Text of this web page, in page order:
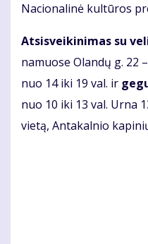
Nacionalinė kultūros
Atsisveikinimas su
namuose Olandų g. 22 –
nuo 14 iki 19 val. ir
nuo 10 iki 13 val. Urna
vietą, Antakalnio